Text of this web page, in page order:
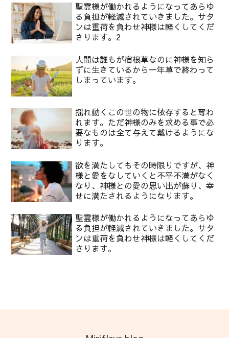
聖霊様が働かれるようになってあらゆ
る負担が軽減されていきました。サタ
ンは重荷を負わせ神様は軽くしてくだ
さります。2
人間は誰もが宿根草なのに神様を知ら
ずに生きているから一年草で終わって
しまっています。
揺れ動くこの世の物に依存すると奪わ
れます。ただ神様のみを求める事で必
要なものは全て与えて戴けるようにな
ります。
欲を満たしてもその時限りですが、神
様と愛をなしていくと不平不満がなく
なり、神様との愛の思い出が蘇り、幸
せに満たされるようになります。
聖霊様が働かれるようになってあらゆ
る負担が軽減されていきました。サタ
ンは重荷を負わせ神様は軽くしてくだ
さります。